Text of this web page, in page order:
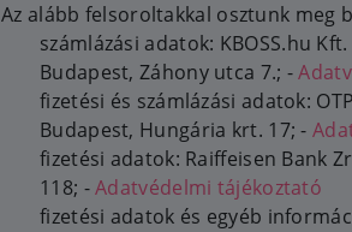
Az alább felsoroltakkal osztunk meg
számlázási adatok: KBOSS.hu
Budapest, Záhony utca 7.; -
fizetési és számlázási adatok:
Budapest, Hungária krt. 17; -
fizetési adatok: Raiffeisen Bank
118; -Adatvédelmi tájékoztató
fizetési adatok és egyéb